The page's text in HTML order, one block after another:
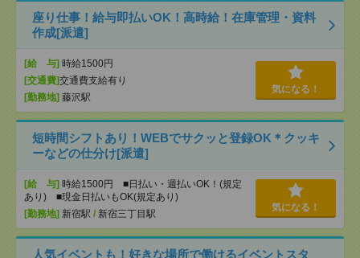
座り仕事！給与即払いOK！高時給！在庫管理・資料
作成[派遣]
[給 与] 時給1500円
[交通費]交通費支給有り
[勤務地] 藤沢駅
気になる！
短時間シフトあり！WEBでサクッと登録OK＊クッキ
ーなどの仕分け[派遣]
[給 与] 時給1500円 ■日払い・週払いOK！(規定
あり) ■現金日払いもOK(規定あり)
[勤務地] 新宿駅 / 新宿三丁目駅
気になる！
人気イベントも！好きな場所で働けるイベントスタ